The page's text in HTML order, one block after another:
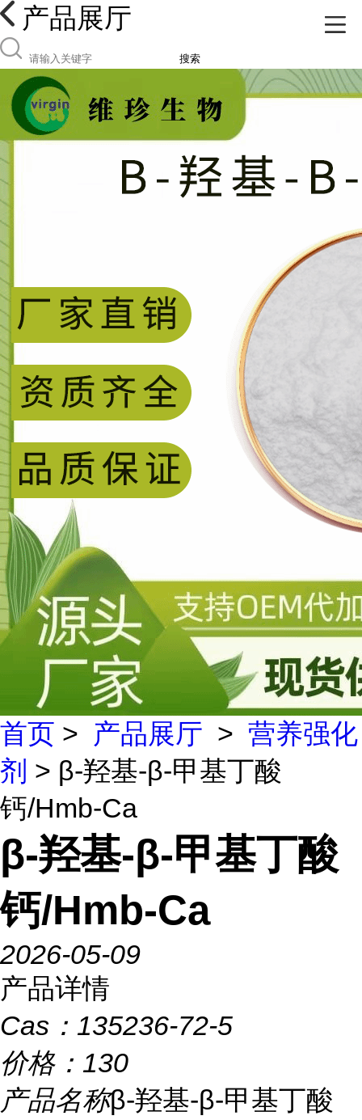
产品展厅
搜索
首页 > 产品展厅 > 营养强化
剂 > β-羟基-β-甲基丁酸
钙/Hmb-Ca
β-羟基-β-甲基丁酸
钙/Hmb-Ca
2026-05-09
产品详情
Cas： 135236-72-5
价格： 130
产品名称β-羟基-β-甲基丁酸